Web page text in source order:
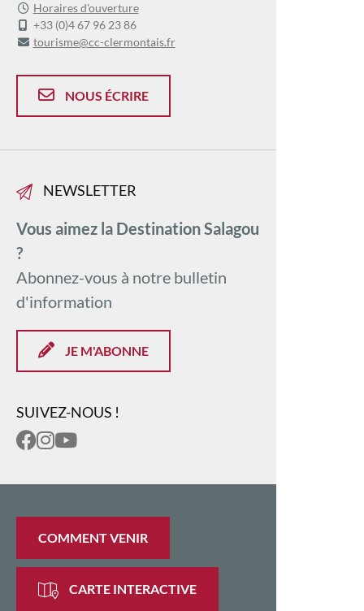
Horaires d'ouverture
+33 (0)4 67 96 23 86
tourisme@cc-clermontais.fr
NOUS ÉCRIRE
NEWSLETTER
Vous aimez la Destination Salagou
?
Abonnez-vous à notre bulletin
d'information
JE M'ABONNE
SUIVEZ-NOUS !
COMMENT VENIR
CARTE INTERACTIVE